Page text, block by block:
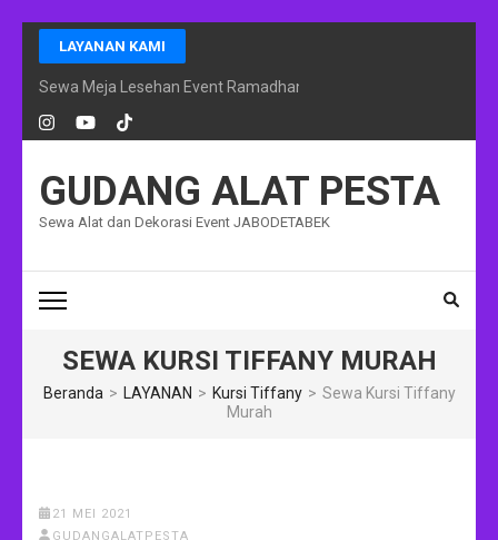
Lompat
ke
konten
(Tekan
Enter)
LAYANAN KAMI
Sewa Meja Lesehan Event Ramadhan Jakarta
GUDANG ALAT PESTA
Sewa Alat dan Dekorasi Event JABODETABEK
SEWA KURSI TIFFANY MURAH
Beranda > LAYANAN > Kursi Tiffany > Sewa Kursi Tiffany
Murah
21 MEI 2021
GUDANGALATPESTA